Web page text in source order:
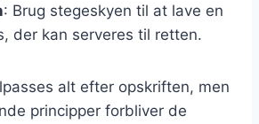
: Brug stegeskyen til at lave en
der kan serveres til retten.
alt efter opskriften, men
principper forbliver de